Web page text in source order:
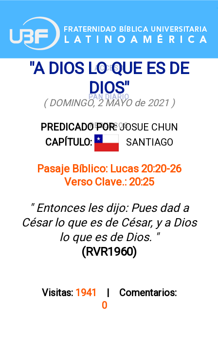
ACCESO
PAN DIARIO
RECURSOS
"A DIOS LO QUE ES DE
DIOS"
( DOMINGO, 2 MAYO de 2021 )
PREDICADO POR:JOSUE CHUN
CAPÍTULO:
SANTIAGO
Pasaje Bíblico: Lucas 20:20-26
Verso Clave.: 20:25
" Entonces les dijo: Pues dad a
César lo que es de César, y a Dios
lo que es de Dios. "
(RVR1960)
Visitas:1941
| Comentarios:
0